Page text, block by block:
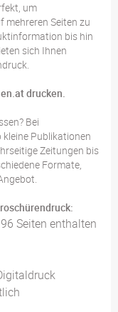
um
Seiten zu
bis hin
sich Ihnen
drucken.
Bei
Publikationen
Zeitungen bis
Formate,
Seiten enthalten